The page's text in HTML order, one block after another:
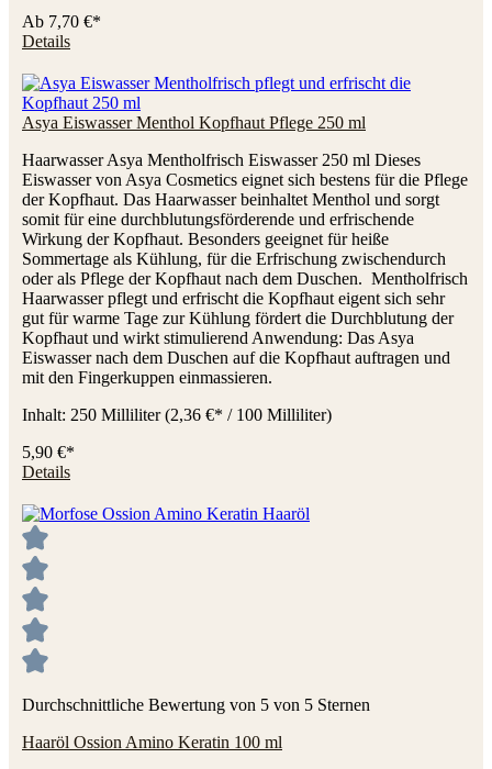
Ab 7,70 €*
Details
Asya Eiswasser Menthol Kopfhaut Pflege 250 ml
Haarwasser Asya Mentholfrisch Eiswasser 250 ml Dieses
Eiswasser von Asya Cosmetics eignet sich bestens für die Pflege
der Kopfhaut. Das Haarwasser beinhaltet Menthol und sorgt
somit für eine durchblutungsförderende und erfrischende
Wirkung der Kopfhaut. Besonders geeignet für heiße
Sommertage als Kühlung, für die Erfrischung zwischendurch
oder als Pflege der Kopfhaut nach dem Duschen. Mentholfrisch
Haarwasser pflegt und erfrischt die Kopfhaut eigent sich sehr
gut für warme Tage zur Kühlung fördert die Durchblutung der
Kopfhaut und wirkt stimulierend Anwendung: Das Asya
Eiswasser nach dem Duschen auf die Kopfhaut auftragen und
mit den Fingerkuppen einmassieren.
Inhalt: 250 Milliliter(2,36 €* / 100 Milliliter)
5,90 €*
Details
Durchschnittliche Bewertung von 5 von 5 Sternen
Haaröl Ossion Amino Keratin 100 ml